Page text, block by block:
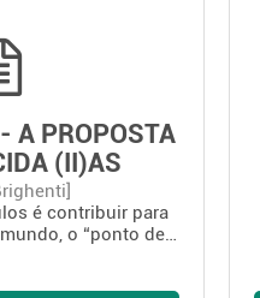
A PROPOSTA
(II)AS
é contribuir para
o “ponto de